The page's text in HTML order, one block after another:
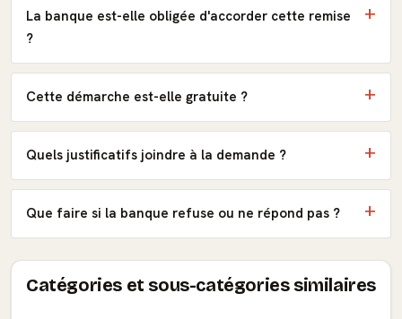
La banque est-elle obligée d'accorder cette remise
?
Cette démarche est-elle gratuite ?
Quels justificatifs joindre à la demande ?
Que faire si la banque refuse ou ne répond pas ?
Catégories et sous-catégories similaires